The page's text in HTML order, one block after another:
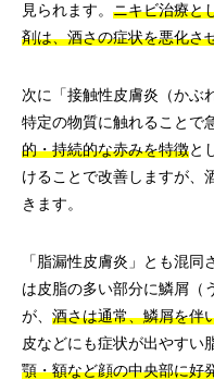
見られます。 ニキビ治療と
剤は、酒さの症状を悪化さ
次に「接触性皮膚炎（かぶ
特定の物質に触れることで
的・持続的な赤みを特徴と
けることで改善しますが、
きます。
「脂漏性皮膚炎」とも混
は皮脂の多い部分に鱗屑（
が、 酒さは通常、鱗屑を伴
皮などにも症状が出やすい
顎・額など顔の中央部に好